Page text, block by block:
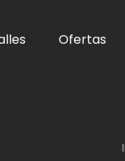
Ofertas